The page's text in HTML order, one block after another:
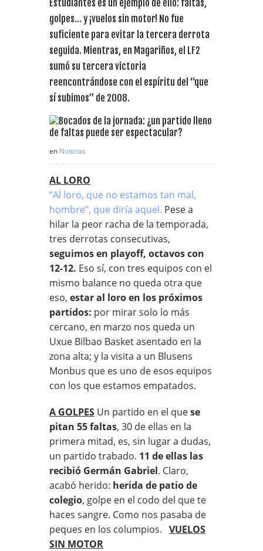
Estudiantes es un ejemplo de ello: faltas,
golpes… y ¡vuelos sin motor! No fue
suficiente para evitar la tercera derrota
seguida. Mientras, en Magariños, el LF2
sumó su tercera victoria
reencontrándose con el espíritu del “que
sí subimos” de 2008.
en Noticias
AL LORO
“Al loro, que no estamos tan mal,
hombre”, que diría aquel. Pese a
hilar la peor racha de la temporada,
tres derrotas consecutivas,
seguimos en playoff, octavos con
12-12. Eso sí, con tres equipos con el
mismo balance no queda otra que
eso, estar al loro en los próximos
partidos: por mirar solo lo más
cercano, en marzo nos queda un
Uxue Bilbao Basket asentado en la
zona alta; y la visita a un Blusens
Monbus que es uno de esos equipos
con los que estamos empatados.
A GOLPES Un partido en el quese
pitan 55 faltas, 30 de ellas en la
primera mitad, es, sin lugar a dudas,
un partido trabado. 11 de ellas las
recibió Germán Gabriel. Claro,
acabó herido: herida de patio de
colegio, golpe en el codo del que te
haces sangre. Como nos pasaba de
peques en los columpios. VUELOS
SIN MOTOR